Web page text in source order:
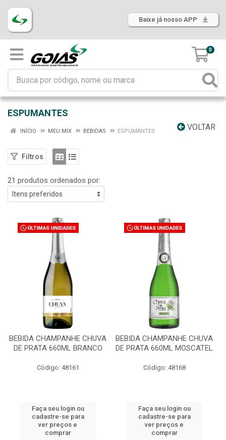
Baixe já nosso APP
0
ESPUMANTES
VOLTAR
INÍCIO MEU MIX BEBIDAS ESPUMANTES
Filtros
21 produtos ordenados por:
BEBIDA CHAMPANHE CHUVA
DE PRATA 660ML BRANCO
Código: 48161
Faça seu login ou
cadastre-se para
ver preços e
comprar
BEBIDA CHAMPANHE CHUVA
DE PRATA 660ML MOSCATEL
Código: 48168
Faça seu login ou
cadastre-se para
ver preços e
comprar